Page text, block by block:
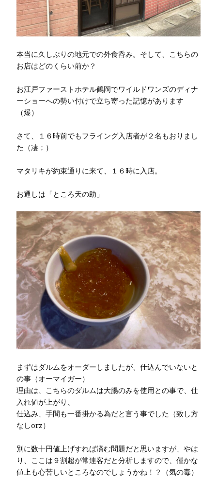
本当に久しぶりの地元での外食呑み。そして、こちらの
お店はどのくらい前か？
お江戸ファーストホテル鶴岡でワイルドワンズのディナ
ーショーへの勢い付けで立ち寄った記憶があります
（爆）
さて、１６時前でもフライング入店者が２名もおりまし
た（凄；）
マタリキが約束通りに来て、１６時に入店。
お通しは「ところ天の助」
まずはダルムをオーダーしましたが、仕込んでいないと
の事（オーマイガー）
理由は、こちらのダルムは大腸のみを使用との事で、仕
入れ値が上がり、
仕込み、手間も一番掛かる為だと言う事でした（致し方
なしorz）
別に数十円値上げすれば済む問題だと思いますが、やは
り、ここは９割超が常連客だと分析しますので、僅かな
値上も心苦しいところなのでしょうかね！？（気の毒）